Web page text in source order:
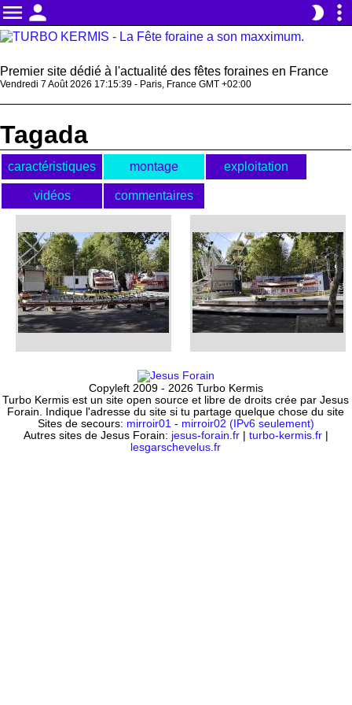
menu person brightness_2 more_vert
Premier site dédié à l'actualité des fêtes foraines en France
Vendredi 7 Août 2026 17:15:39 - Paris, France GMT +02:00
Tagada
caractéristiques montage exploitation
vidéos commentaires
Copyleft 2009 - 2026 Turbo Kermis
Turbo Kermis est un site open source et libre de droits crée par Jesus
Forain. Indique l'adresse du site si tu partage quelque chose du site
Sites de secours: mirroir01 - mirroir02 (IPv6 seulement)
Autres sites de Jesus Forain: jesus-forain.fr| turbo-kermis.fr|
lesgarschevelus.fr